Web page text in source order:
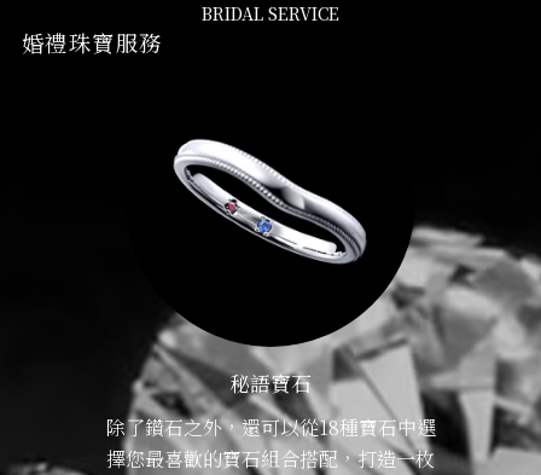
BRIDAL SERVICE
婚禮珠寶服務
秘語寶石
除了鑽石之外，還可以從18種寶石中選
擇您最喜歡的寶石組合搭配，打造一枚